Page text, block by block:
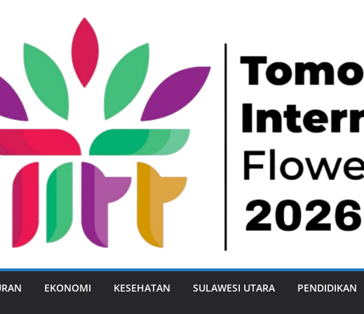
EKONOMI KESEHATAN SULAWESI UTARA PENDIDIKAN